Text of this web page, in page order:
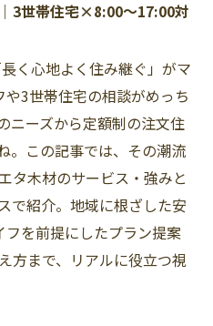
3世帯住宅×8:00〜17:00対
く心地よく住み継ぐ」がマ
3世帯住宅の相談がめっち
ニーズから定額制の注文住
。この記事では、その潮流
タ木材のサービス・強みと
で紹介。地域に根ざした安
を前提にしたプラン提案
方まで、リアルに役立つ視